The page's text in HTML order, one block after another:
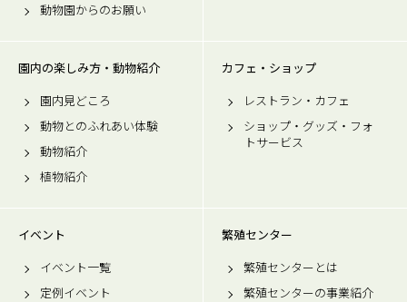
動物園からのお願い
園内の楽しみ方・動物紹介
園内見どころ
動物とのふれあい体験
動物紹介
植物紹介
カフェ・ショップ
レストラン・カフェ
ショップ・グッズ・フォ
トサービス
イベント
イベント一覧
定例イベント
繁殖センター
繁殖センターとは
繁殖センターの事業紹介